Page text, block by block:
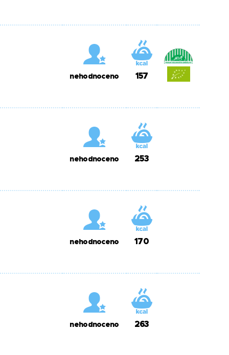
nehodnoceno 157
nehodnoceno 253
nehodnoceno 170
nehodnoceno 263